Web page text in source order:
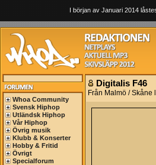
I början av Januari 2014
Whoa Community
Svensk Hiphop
Utländsk Hiphop
Vår Hiphop
Övrig musik
Klubb & Konserter
Hobby & Fritid
Övrigt
Specialforum
Digitalis F46
Från Malmö / Skåne